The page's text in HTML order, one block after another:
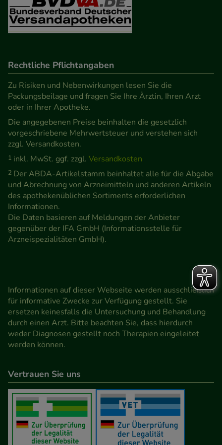
unserer Website sammeln, mit deren Hilfe wir
unsere Website weiter für Sie optimieren können,
den Inhalt auf unserer Website aber auch die
zu gestalten. Bitte beachten Sie, dass Daten hierfür
teilweise an Dritte wie z.B. Google oder soziale
Medien übertragen werden.
Rechtliche Pflichtangaben
Zu Risiken und Nebenwirkungen lesen Sie die
Packungsbeilage und fragen Sie Ihre Ärztin, Ihren Arzt
oder in Ihrer Apotheke.
Die angegebenen Preise beinhalten die gesetzlich
vorgeschriebene Mehrwertsteuer und verstehen sich
zzgl. Versandkosten.
1 inkl. MwSt. ggf. zzgl. Versandkosten
2 Der ABDA-Artikelstamm beinhaltet alle für die Abgabe
und Abrechnung von Arzneimitteln und anderen Artikeln
des apothekenüblichen Sortiments erforderlichen
Informationen.
Die Daten basieren auf Meldungen der Anbieter
gegenüber der IFA GmbH (Informationsstelle für
Arzneispezialitäten GmbH).
Informationen auf dieser Webseite werden ausschließlich
für informative Zwecke zur Verfügung gestellt. Sie
ersetzen keinesfalls die Untersuchung und Behandlung
durch einen Arzt. Bitte beachten Sie, dass hierdurch
weder Diagnosen gestellt noch Therapien eingeleitet
werden können.
Vertrauen Sie uns